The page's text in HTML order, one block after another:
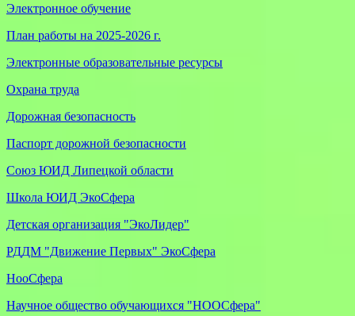
Электронное обучение
План работы на 2025-2026 г.
Электронные образовательные ресурсы
Охрана труда
Дорожная безопасность
Паспорт дорожной безопасности
Союз ЮИД Липецкой области
Школа ЮИД ЭкоСфера
Детская организация "ЭкоЛидер"
РДДМ "Движение Первых" ЭкоСфера
НооСфера
Научное общество обучающихся "НООСфера"